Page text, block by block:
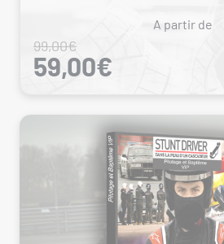
A partir de
99,00€
59,00€